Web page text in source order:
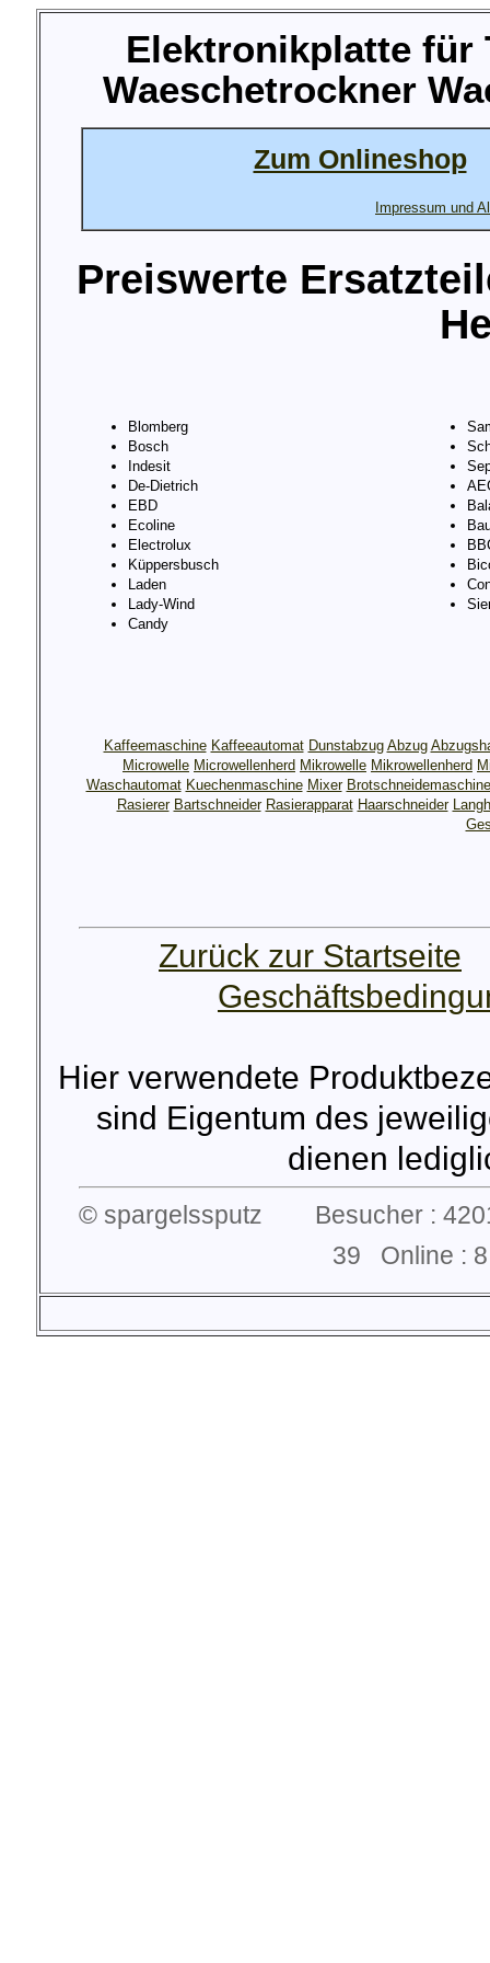
Elektronikplatte für
Waeschetrockner
Zum Onlineshop
Impressum und
Preiswerte
Blomberg
Bosch
Indesit
De-Dietrich
EBD
Ecoline
Electrolux
Küppersbusch
Laden
Lady-Wind
Candy
Kaffeemaschine Kaffeeautomat Dunstabzug Abzug
Microwelle Microwellenherd Mikrowelle Mikrowellenherd
Waschautomat Kuechenmaschine Mixer Brotschneidemaschine
Rasierer Bartschneider Rasierapparat Haarschneider
Zurück zur Startseite
Hier verwendete
sind Eigentum des
dienen
© spargelssputz Besucher :
39 Online